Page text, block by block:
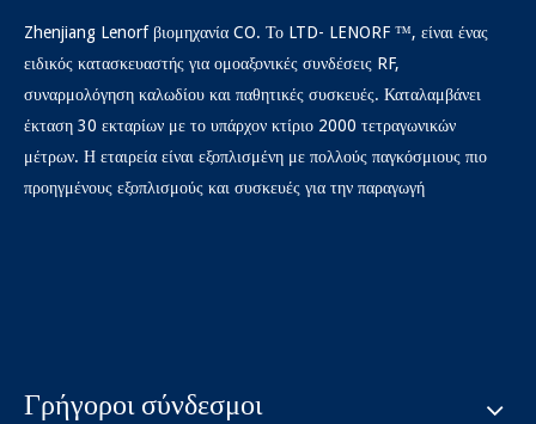
Zhenjiang Lenorf βιομηχανία CO. Το LTD- LENORF ™, είναι ένας
ειδικός κατασκευαστής για ομοαξονικές συνδέσεις RF,
συναρμολόγηση καλωδίου και παθητικές συσκευές. Καταλαμβάνει
έκταση 30 εκταρίων με το υπάρχον κτίριο 2000 τετραγωνικών
μέτρων. Η εταιρεία είναι εξοπλισμένη με πολλούς παγκόσμιους πιο
προηγμένους εξοπλισμούς και συσκευές για την παραγωγή
Γρήγοροι σύνδεσμοι